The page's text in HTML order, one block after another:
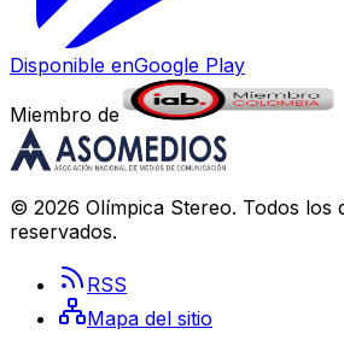
Disponible enGoogle Play
Miembro de
© 2026 Olímpica Stereo. Todos los
reservados.
RSS
Mapa del sitio